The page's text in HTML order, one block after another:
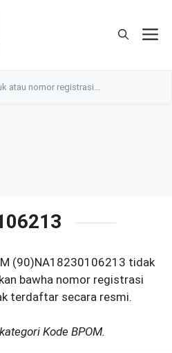
(90)NA18230106213 tidak
bawha nomor registrasi
terdaftar secara resmi.
Kode BPOM.